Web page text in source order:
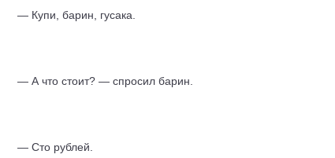
— Купи, барин, гусака.
— А что стоит? — спросил барин.
— Сто рублей.